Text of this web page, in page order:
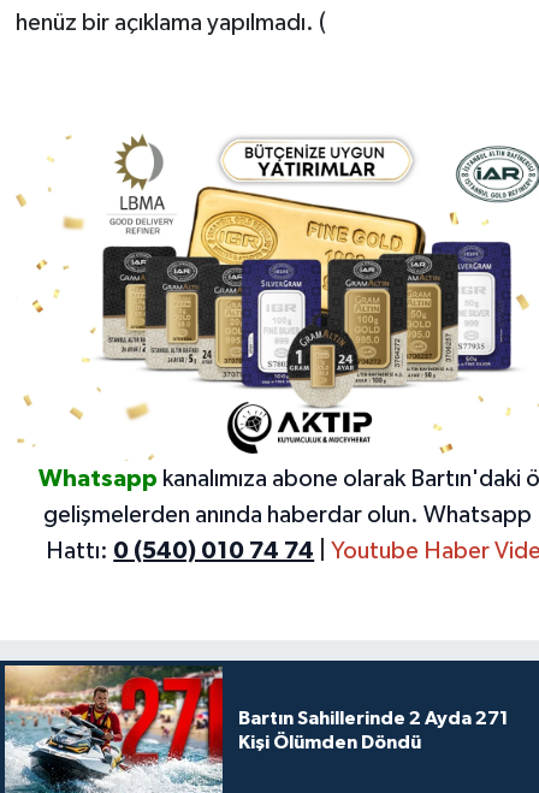
henüz bir açıklama yapılmadı. (
Whatsapp kanalımıza abone olarak Bartın'daki
gelişmelerden anında haberdar olun. Whatsapp
Hattı: 0 (540) 010 74 74 Youtube Haber
Bartın Sahillerinde 2 Ayda 271
Kişi Ölümden Döndü